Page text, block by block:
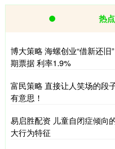
热
博大策略 海螺创业“借新还
期票据 利率1.9%
富民策略 直接让人笑场的段
有意思！
易启胜配资 儿童自闭症倾向
大行为特征